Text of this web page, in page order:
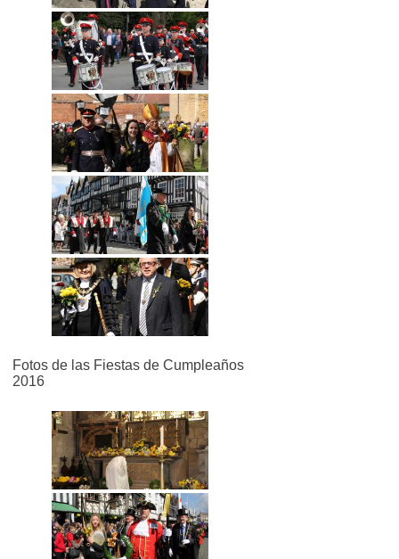
Fotos de las Fiestas de Cumpleaños
2016